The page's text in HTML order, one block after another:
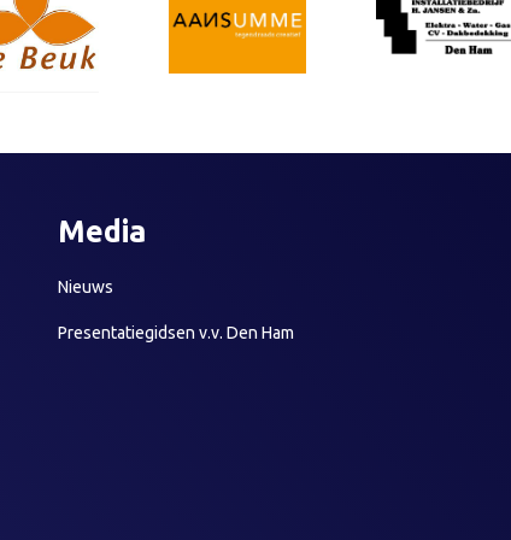
Media
Nieuws
Presentatiegidsen v.v. Den Ham